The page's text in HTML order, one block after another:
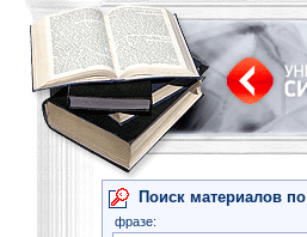
Поиск материалов по
фразе: